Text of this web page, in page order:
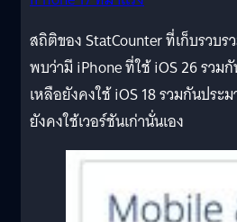
สถิติของ StatCounter ที่เก็บรวบร
พบว่ามี iPhone ที่ใช้ iOS 26 รวม
เหลือยังคงใช้iOS 18 รวมกันประ
ยังคงใช้เวอร์ชันเก่านั่นเอง